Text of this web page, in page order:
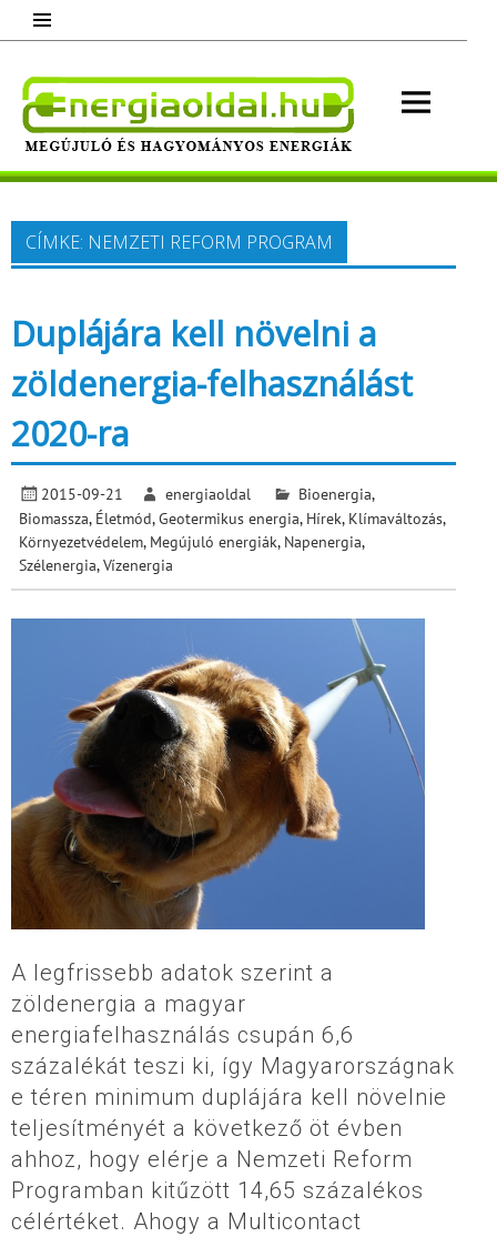
content
Megújuló és hagyományos energiák.
Minden, ami energia!
CÍMKE: NEMZETI REFORM PROGRAM
Duplájára kell növelni a
zöldenergia-felhasználást
2020-ra
2015-09-21 energiaoldal Bioenergia,
Biomassza, Életmód,Geotermikus energia, Hírek, Klímaváltozás,
Környezetvédelem, Megújuló energiák, Napenergia,
Szélenergia,Vízenergia
A legfrissebb adatok szerint a
zöldenergia a magyar
energiafelhasználás csupán 6,6
százalékát teszi ki, így Magyarországnak
e téren minimum duplájára kell növelnie
teljesítményét a következő öt évben
ahhoz, hogy elérje a Nemzeti Reform
Programban kitűzött 14,65 százalékos
célértéket. Ahogy a Multicontact